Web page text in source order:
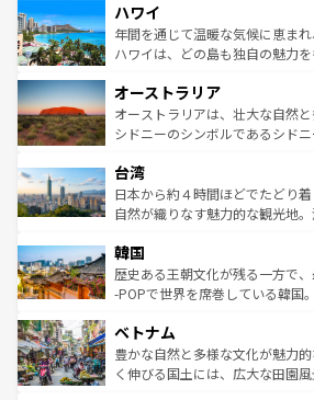
ば市内交通費無料で観光を楽しむことも
着のスイス情報はコンテンツ一覧
のような巨大都市は、観光、ショ
ンメントが詰まった刺激的なス
西部には大自然が広がり、グラ
部のニューオーリンズでは、音楽
文化が魅力。旅行者はアメリカの
しみながら、その多様性と豊か
ならではの贅沢な旅のスタイルだ。 なお、新着のアメ
情報はコンテンツ一覧を参照し
ハワイ
年間を通じて温暖な気候に恵ま
ハワイは、どの島も独自の魅力
ワイ島は見逃せない。また、定番
島だが、静かな自然を求めるなら
おすすめ。エメラルドグリーン
れるおもてなしの心で訪れる人々
人々、おいしいローカルフード
ク、伝統的なフラダンスなど、
ワイを、存分に味わってほしい。 なお、新着のハワイ情報
はコンテンツ一覧を参照してほ
オーストラリア
オーストラリアは、壮大な自然と
シドニーのシンボルであるシド
リアリーフや大陸中央部にそびえ
ク）、タスマニアの美しい原生
ど、見どころがたくさん。また
いる。アクティビティも充実して
ビング、ハイキングなど、アウ
い。オーストラリアの多彩な魅
参照してほしい。
台湾
日本から約４時間ほどでたどり
自然が織りなす魅力的な観光地
ン）、静ひつな山岳地帯である台
と山間の静けさが共存しており
驚きをもたらしてくれる。また
容にもいいと評判のスイーツなど
が味わえる。 なお、新着の台
照してほしい。
韓国
歴史ある王朝文化が残る一方で
-POPで世界を席巻している韓国
き、地方に足を延ばせば四季折々
できる。そして、キムチや焼肉
まで、さまざまな韓国料理が待
ベトナム
豊かな自然と多様な文化が魅力
く伸びる国土には、広大な田園